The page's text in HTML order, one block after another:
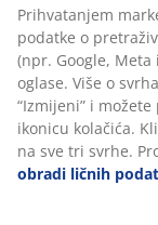
Baštenska
dvobojnog
izgleda, u
završnom
šifra artikla:
Prihvatanjem
podatke o
(npr. Google,
oglase. Više o
“Izmijeni” i
ikonicu kolačića.
na sve tri svrhe.
obradi ličnih